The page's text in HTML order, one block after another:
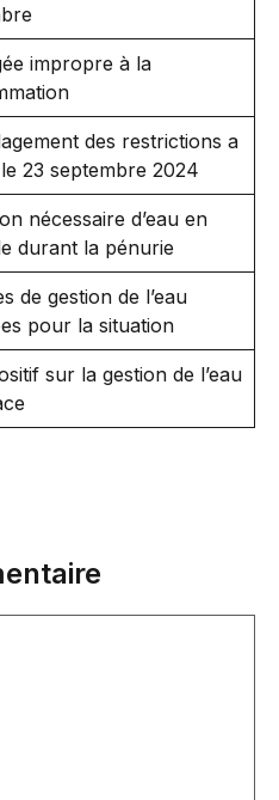
impropre à la
des restrictions a
23 septembre 2024
nécessaire d’eau en
durant la pénurie
de gestion de l’eau
pour la situation
sur la gestion de l’eau